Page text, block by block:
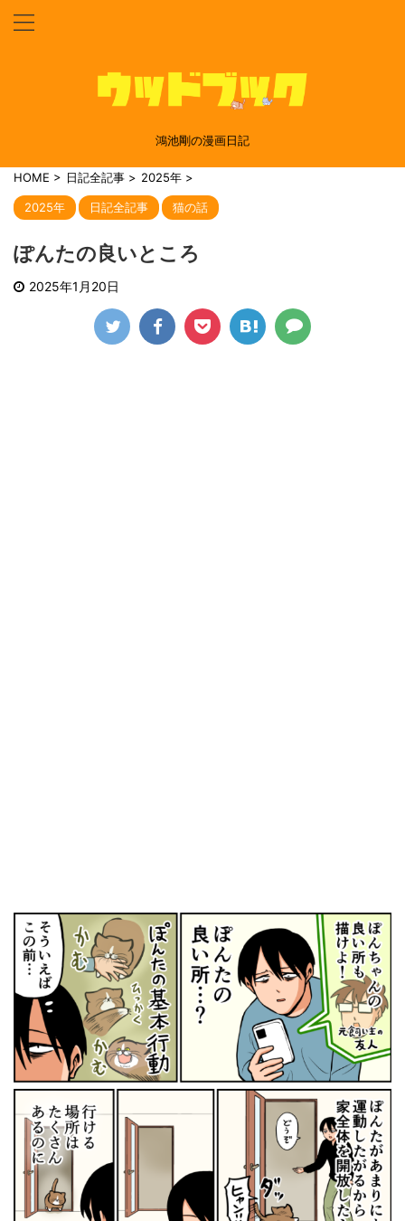
鴻池剛の漫画日記
HOME > 日記全記事 > 2025年 >
2025年 日記全記事 猫の話
ぽんたの良いところ
2025年1月20日